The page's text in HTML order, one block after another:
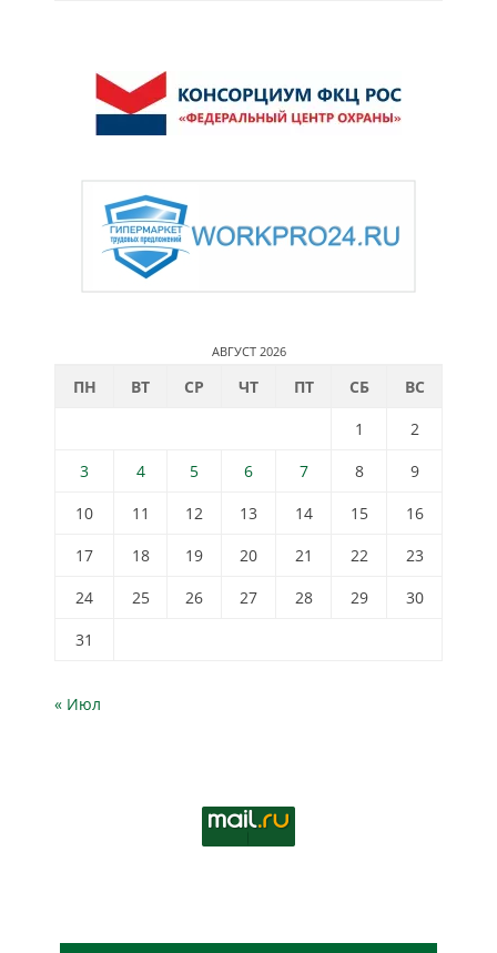
АВГУСТ 2026
ПН ВТ СР ЧТ ПТ СБ
ВС
1
2
3
4 5 6 7 8
9
10
11 12 13 14 15
16
17
18 19 20 21 22
23
24
25 26 27 28 29
30
31
« Июл